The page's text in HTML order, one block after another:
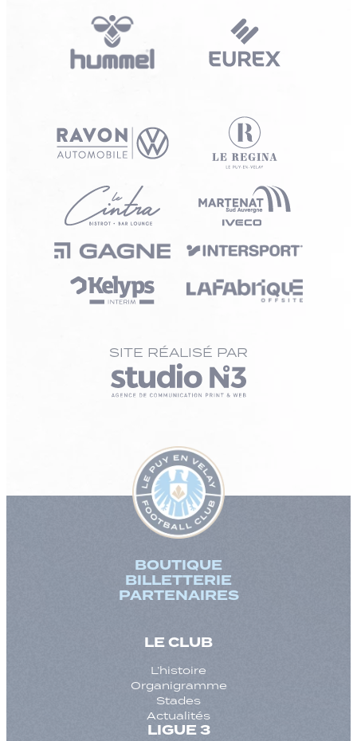
SITE RÉALISÉ PAR
BOUTIQUE
BILLETTERIE
PARTENAIRES
LE CLUB
L’histoire
Organigramme
Stades
Actualités
LIGUE 3